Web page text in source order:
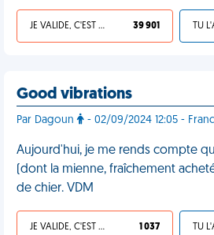
JE VALIDE, C'EST UNE VDM 39 901
Good vibrations
Par Dagoun - 02/09/2024 12:05 -
Aujourd'hui, je me rends compte
(dont la mienne, fraîchement
de chier. VDM
JE VALIDE, C'EST UNE VDM 1 037